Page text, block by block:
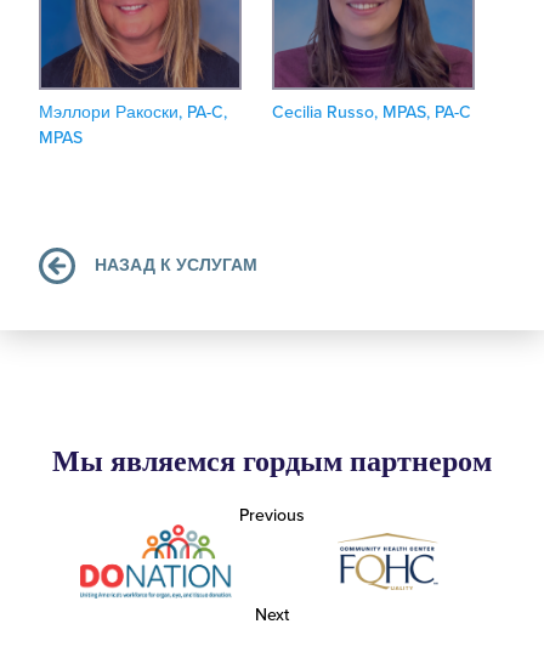
Мэллори Ракоски, PA-C,
MPAS
Cecilia Russo, MPAS, PA-C
НАЗАД К УСЛУГАМ
Мы являемся гордым партнером
Previous
Next